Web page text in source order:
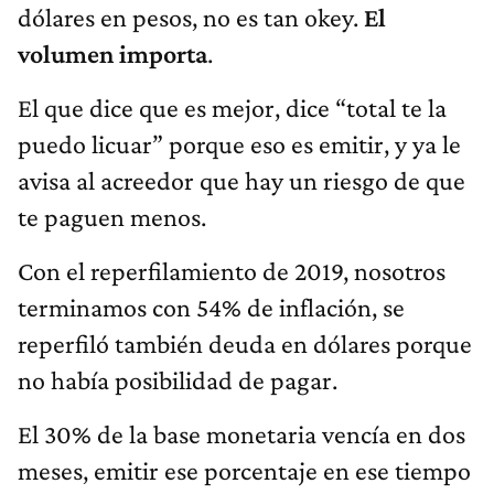
dólares en pesos, no es tan okey. El
volumen importa.
El que dice que es mejor, dice “total te la
puedo licuar” porque eso es emitir, y ya le
avisa al acreedor que hay un riesgo de que
te paguen menos.
Con el reperfilamiento de 2019, nosotros
terminamos con 54% de inflación, se
reperfiló también deuda en dólares porque
no había posibilidad de pagar.
El 30% de la base monetaria vencía en dos
meses, emitir ese porcentaje en ese tiempo